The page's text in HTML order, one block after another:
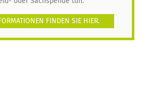
FINDEN SIE HIER.